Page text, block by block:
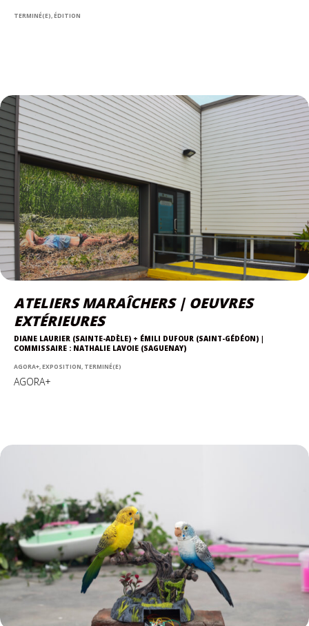
TERMINÉ(E), ÉDITION
ATELIERS MARAÎCHERS | OEUVRES
EXTÉRIEURES
DIANE LAURIER (SAINTE-ADÈLE) + ÉMILI DUFOUR (SAINT-GÉDÉON) |
COMMISSAIRE : NATHALIE LAVOIE (SAGUENAY)
AGORA+, EXPOSITION, TERMINÉ(E)
AGORA+